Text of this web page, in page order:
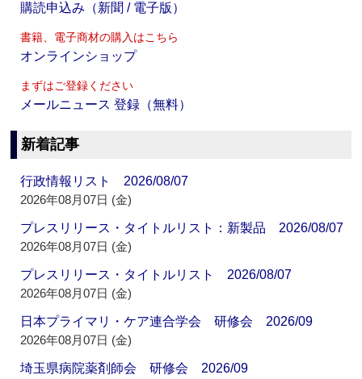
購読申込み（新聞 / 電子版）
書籍、電子商材の購入はこちら
オンラインショップ
まずはご登録ください
メールニュース 登録（無料）
新着記事
行政情報リスト 2026/08/07
2026年08月07日 (金)
プレスリリース・タイトルリスト：新製品 2026/08/07
2026年08月07日 (金)
プレスリリース・タイトルリスト 2026/08/07
2026年08月07日 (金)
日本プライマリ・ケア連合学会 研修会 2026/09
2026年08月07日 (金)
埼玉県病院薬剤師会 研修会 2026/09